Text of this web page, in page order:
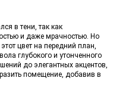
в тени, так как
и даже мрачностью. Но
цвет на передний план,
глубокого и утонченного
до элегантных акцентов,
помещение, добавив в